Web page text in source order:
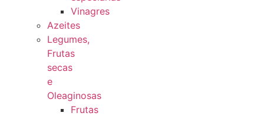
Vinagres
Azeites
Legumes,
Frutas
secas
e
Oleaginosas
Frutas